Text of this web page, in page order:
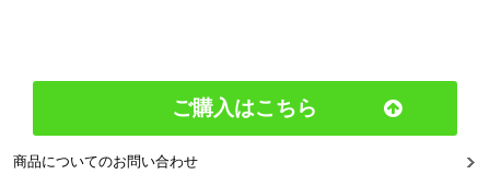
ご購入はこちら
商品についてのお問い合わせ